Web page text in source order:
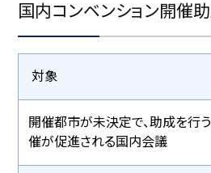
環境への配慮
MICE事業者への啓発活動
地域マネジメント活動
国内コンベンション開催
対象
開催都市が未決定で、助成を行
催が促進される国内会議